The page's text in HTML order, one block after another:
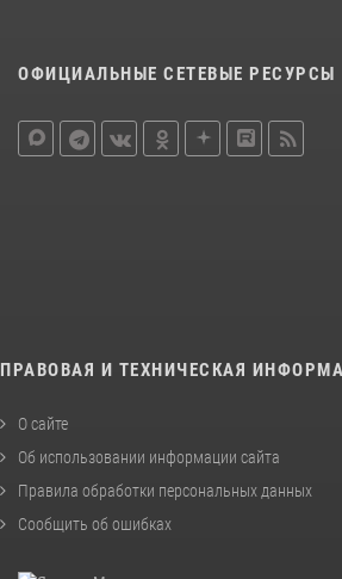
ОФИЦИАЛЬНЫЕ СЕТЕВЫЕ РЕСУРСЫ
ПРАВОВАЯ И ТЕХНИЧЕСКАЯ
О сайте
Об использовании информации сайта
Правила обработки персональных данных
Сообщить об ошибках